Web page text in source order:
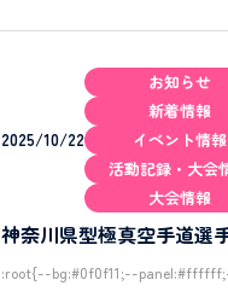
2025/10/22
お知らせ
新着情報
イベント情報
活動記録・大会
大会情報
神奈川県型極真空手道選
:root{--bg:#0f0f11;--